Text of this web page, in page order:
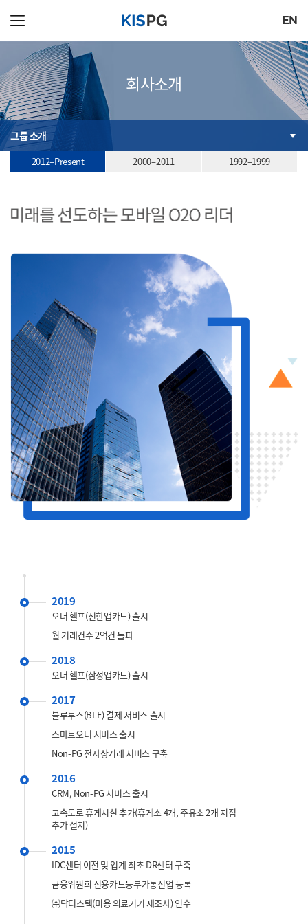
EN
회사소개
그룹 소개
2012–Present 2000–2011 1992–1999
2019
오더 헬프(신한앱카드) 출시
월 거래건수 2억건 돌파
2018
오더 헬프(삼성앱카드) 출시
2017
블루투스(BLE) 결제 서비스 출시
스마트오더 서비스 출시
Non-PG 전자상거래 서비스 구축
2016
CRM, Non-PG 서비스 출시
고속도로 휴게시설 추가(휴게소 4개, 주유소 2개 지점
추가 설치)
2015
IDC센터 이전 및 업계 최초 DR센터 구축
금융위원회 신용카드등부가통신업 등록
㈜닥터스텍(미용 의료기기 제조사) 인수